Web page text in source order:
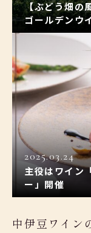
【ぶどう畑の
ゴールデンウ
2025.03.24
主役はワイン
ー」開催
中伊豆ワイン